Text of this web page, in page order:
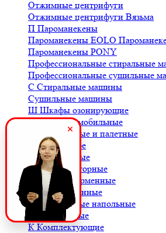
Отжимные центрифуги
Отжимные центрифуги Вязьма
П Пароманекены
Пароманекены EOLO
Пароманекены PONY
Профессиональные стиральные
Профессиональные сушильные
С Стиральные машины
Сушильные машины
Ш Шкафы озонирующие
ВВесы автомобильные
Весы балочные и палетные
Весы для кофе
Весы крановые
Весы лабораторные
Весы платформенные
Весы порционные
Весы товарные напольные
Весы торговые
К Комплектующие